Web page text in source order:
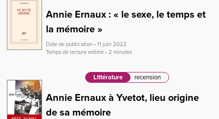
Annie Ernaux : « le sexe, le temps et
la mémoire »
Date de publication • 11 juin 2022
Temps de lecture estimé • 2 minutes
Littérature recension
Annie Ernaux à Yvetot, lieu origine
de sa mémoire